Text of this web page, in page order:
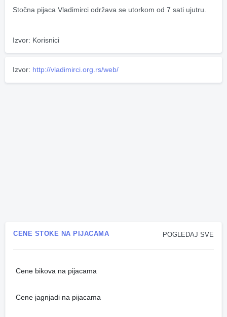
Stočna pijaca Vladimirci održava se utorkom od 7 sati ujutru.
Izvor: Korisnici
Izvor: http://vladimirci.org.rs/web/
POGLEDAJ SVE
CENE STOKE NA PIJACAMA
Cene bikova na pijacama
Cene jagnjadi na pijacama